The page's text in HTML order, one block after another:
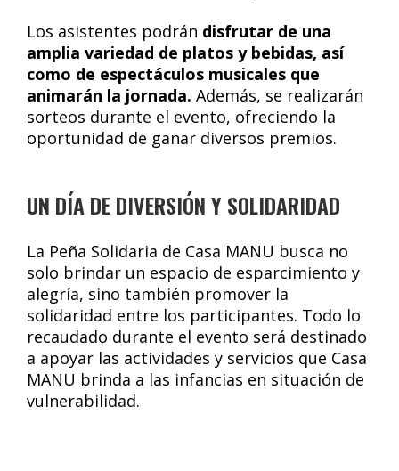
Los asistentes podrán disfrutar de una
amplia variedad de platos y bebidas, así
como de espectáculos musicales que
animarán la jornada. Además, se realizarán
sorteos durante el evento, ofreciendo la
oportunidad de ganar diversos premios.
UN DÍA DE DIVERSIÓN Y SOLIDARIDAD
La Peña Solidaria de Casa MANU busca no
solo brindar un espacio de esparcimiento y
alegría, sino también promover la
solidaridad entre los participantes. Todo lo
recaudado durante el evento será destinado
a apoyar las actividades y servicios que Casa
MANU brinda a las infancias en situación de
vulnerabilidad.